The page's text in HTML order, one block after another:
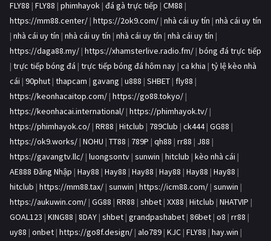
FLY88 | FLY88 | phimhayok | đá gà trực tiếp | CM88 |
https://mm88.center/ | https://2ok9.com/ | nhà cái uy tín | nhà cái uy tín
| nhà cái uy tín | nhà cái uy tín | nhà cái uy tín | nhà cái uy tín |
https://daga88.my/ | https://xhamsterlive.radio.fm/ | bóng đá trực tiếp
| trực tiếp bóng đá | trực tiếp bóng đá hôm nay | ca khia | tỷ lệ kèo nhà
cái | 90phut | thapcam | gavang | u888 | SHBET | fly88 |
https://keonhacaitop.com/ | https://go88.tokyo/ |
https://keonhacai.international/ | https://phimhayok.tv/ |
https://phimhayok.co/ | RR88 | Hitclub | 789Club | ck444| GG88 |
https://ok9.works/ | NOHU | TT88 | 789P | qh88 | rr88 | J88 |
https://gavangtv.llc/ | luongsontv | sunwin | hitclub | kèo nhà cái |
AE888 Đăng Nhập | Hay88 | Hay88 | Hay88 | Hay88 | Hay88 | Hay88 |
hitclub | https://mm88.tax/ | sunwin | https://icm88.com/ | sunwin |
https://aukuwin.com/ | GG88 | RR88 | shbet | XX88 | Hitclub | NHATVIP |
GOAL123 | KING88 | 8DAY | shbet | grandpashabet | 86bet | o8 | rr88 |
uy88 | onbet | https://go8f.design/ | alo789 | KJC | FLY88 | hay.win |